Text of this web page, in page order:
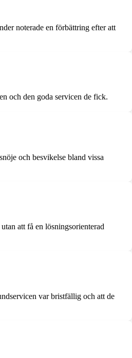
noterade en förbättring efter att
och den goda servicen de fick.
och besvikelse bland vissa
att få en lösningsorienterad
var bristfällig och att de